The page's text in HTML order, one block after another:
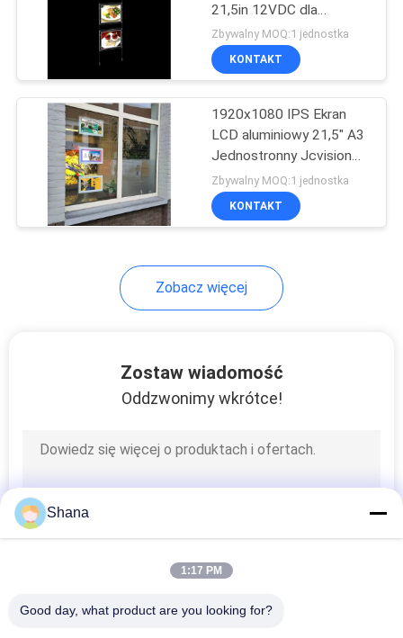
Rozciągnięty pasek
wyświetlacza LCD
Przejrzysty ekran
cyfrowe
oznakowanie na
21,5in 12VDC dla
wyświetlaczy okiennych
Zbywalny MOQ:1 jednostka
KONTAKT
1920x1080 IPS Ekran
LCD aluminiowy 21,5" A3
Jednostronny Jcvision
250nits
Zbywalny MOQ:1 jednostka
KONTAKT
Zobacz więcej
Zostaw wiadomość
Oddzwonimy wkrótce!
Shana
1:17 PM
Good day, what product are you looking for?